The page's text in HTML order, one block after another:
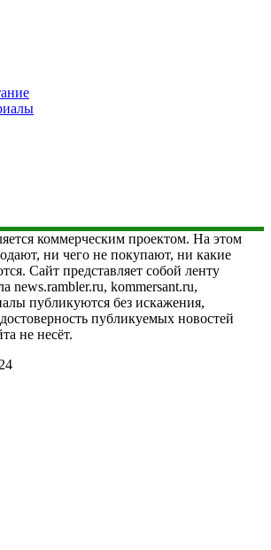
коммерческим проектом. На этом
ни чего не покупают, ни какие
Сайт представляет собой ленту
news.rambler.ru, kommersant.ru,
публикуются без искажения,
достоверность публикуемых новостей
не несёт.